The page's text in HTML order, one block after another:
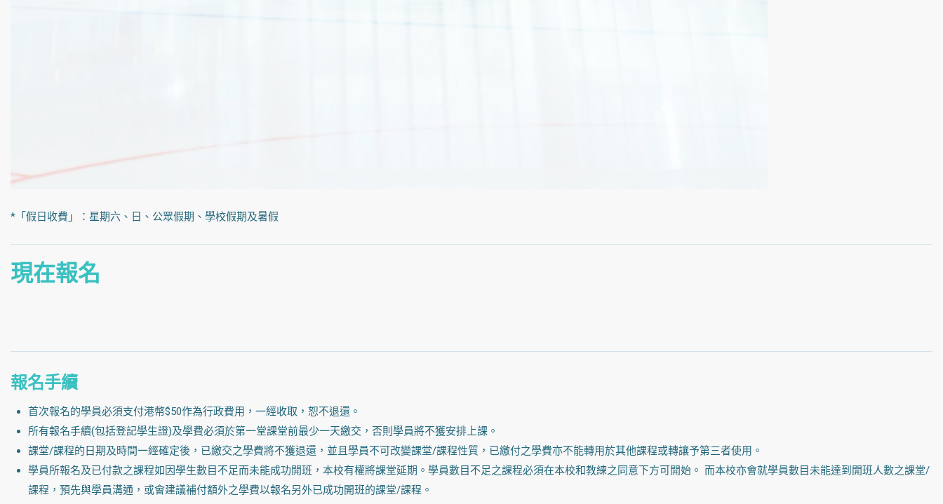
*「假日收費」：星期六、日、公眾假期、學校假期及暑假
現在報名
報名手續
首次報名的學員必須支付港幣$50作為行政費用，一經收取，恕不退還。
所有報名手續(包括登記學生證)及學費必須於第一堂課堂前最少一天繳交，否則學員將不獲安排上課。
課堂/課程的日期及時間一經確定後，已繳交之學費將不獲退還，並且學員不可改變課堂/課程性質，已繳付之學費亦不能轉用於其他課程或轉讓予第三者使用。
學員所報名及已付款之課程如因學生數目不足而未能成功開班，本校有權將課堂延期。學員數目不足之課程必須在本校和教練之同意下方可開始。 而本校亦會就學員數目未能達到開班人數之課堂/
課程，預先與學員溝通，或會建議補付額外之學費以報名另外已成功開班的課堂/課程。